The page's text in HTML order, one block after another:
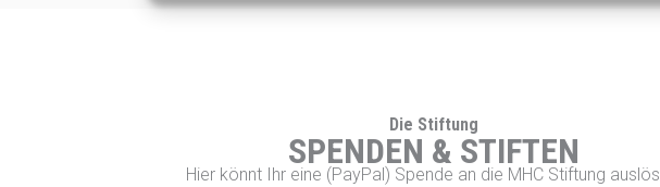
Die Stiftung
SPENDEN & STIFTEN
Hier könnt Ihr eine (PayPal) Spende an die MHC Stiftung